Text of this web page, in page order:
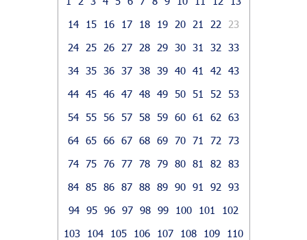
14
15 16 17 18 19 20 21 22
23
24
25 26 27 28 29 30 31 32
33
34 35 36 37 38 39 40 41 42
43
44 45 46 47 48 49 50 51 52
53
54 55 56 57 58 59 60 61 62
63
64 65 66 67 68 69 70 71 72
73
74 75 76 77 78 79 80 81 82
83
84 85 86 87 88 89 90 91 92
93
94 95 96 97 98 99 100 101
102
103
104 105 106 107 108 109
110